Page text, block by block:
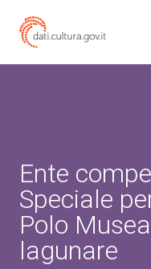
Ente
Speciale
Polo
lagunare